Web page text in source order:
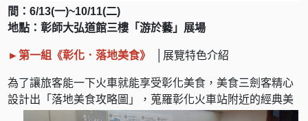
間：6/13(一)~10/11(二)
地點：彰師大弘道館三樓「游於藝」展場
►第一組 《彰化．落地美食》 │展覽特色介紹
為了讓旅客能一下火車就能享受彰化美食，美食三劍客精心
設計出「落地美食攻略圖」，蒐羅彰化火車站附近的經典美